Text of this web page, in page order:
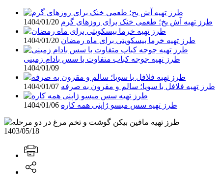
طرز تهیه آش یخ؛ طعمی خنک برای روزهای گرم 1404/01/20
طرز تهیه خرما بیسکویتی برای ماه رمضان 1404/01/20
طرز تهیه جوجه کباب متفاوت با سس بادام زمینی
1404/01/09
طرز تهیه فلافل با سویا؛ سالم و مقرون‌ به صرفه 1404/01/07
طرز تهیه سس میسو ژاپنی همه کاره 1404/01/06
1403/05/18